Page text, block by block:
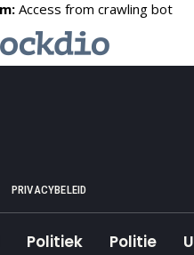
PRIVACYBELEID
Politiek Politie